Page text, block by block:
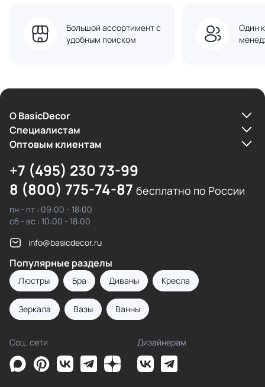
Большой ассортимент с
удобным поиском
Один
О BasicDecor
Cпециалистам
Оптовым клиентам
+7 (495) 230 73-99
8 (800) 775-74-87 бесплатно по России
пн - пт : 09:00 - 18:00
сб - вс : 10:00 - 18:00
info@basicdecor.ru
Популярные разделы
Люстры Бра Диваны Кресла
Зеркала Вазы Ванны
Соц. сети Дизайнерам